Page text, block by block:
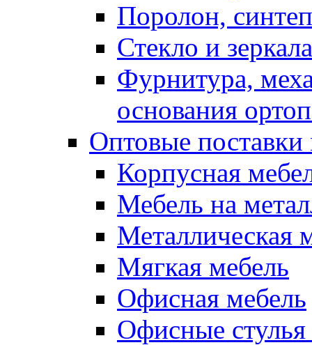
Поролон,
Стекло и зеркала
Фурнитура,
основания
Оптовые поставки
Корпусная
Мебель на
Металлическая
Мягкая мебель
Офисная мебель
Офисные стулья